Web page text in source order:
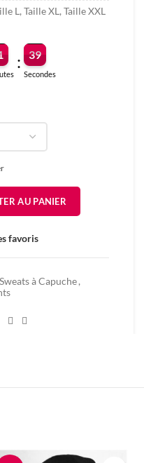
L, Taille XL, Taille XXL
: 39
Secondes
TAKES
AU PANIER
favoris
Sweats à Capuche ,